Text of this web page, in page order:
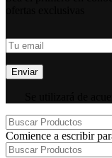
Comience a escribir